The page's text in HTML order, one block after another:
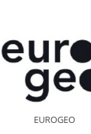
EUROGEO